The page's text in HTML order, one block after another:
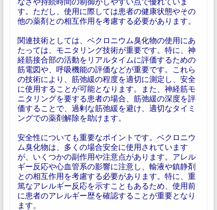
す。ただし、使用に際しては患者の健康状態やその
他の薬剤との相互作用を考慮する必要があります。
関連技術としては、ベクロニウム臭化物の使用にあ
たっては、モニタリング技術が重要です。特に、神
経筋接合部の活動をリアルタイムに評価するための
筋電図や、呼吸機能の評価などが重要です。これら
の技術により、筋弛緩の程度を適切に測定し、安全
に使用することが可能となります。また、神経筋モ
ニタリングを要する患者の場合、筋弛緩の深度を評
価することで、過剰な筋弛緩を避け、適切なタイミ
ングでの薬剤解除を助けます。
安全性についても重要なポイントです。ベクロニウ
ム臭化物は、多くの場合安全に使用されています
が、いくつかの副作用や注意点があります。アレル
ギー反応や心血管系の影響に注意し、輸液や鎮静剤
との相互作用を考慮する必要があります。特に、重
篤なアレルギー反応を示すこともあるため、使用前
に患者のアレルギー歴を確認することが重要となり
ます。